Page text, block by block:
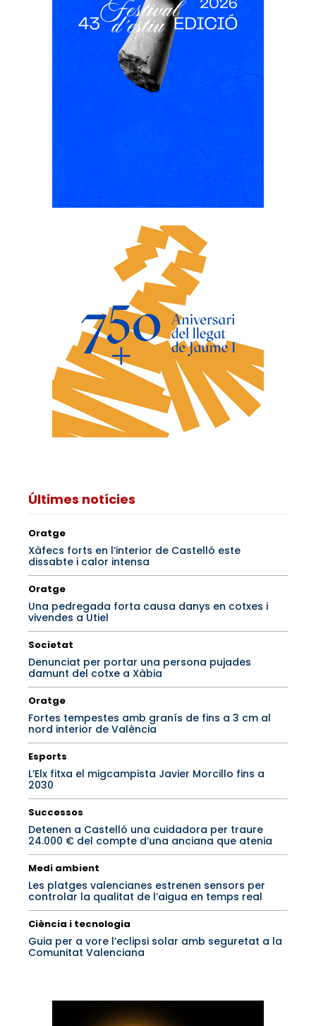
Últimes notícies
Oratge
Xàfecs forts en l’interior de Castelló este
dissabte i calor intensa
Oratge
Una pedregada forta causa danys en cotxes i
vivendes a Utiel
Societat
Denunciat per portar una persona pujades
damunt del cotxe a Xàbia
Oratge
Fortes tempestes amb granís de fins a 3 cm al
nord interior de València
Esports
L’Elx fitxa el migcampista Javier Morcillo fins a
2030
Successos
Detenen a Castelló una cuidadora per traure
24.000 € del compte d’una anciana que atenia
Medi ambient
Les platges valencianes estrenen sensors per
controlar la qualitat de l’aigua en temps real
Ciència i tecnologia
Guia per a vore l’eclipsi solar amb seguretat a la
Comunitat Valenciana